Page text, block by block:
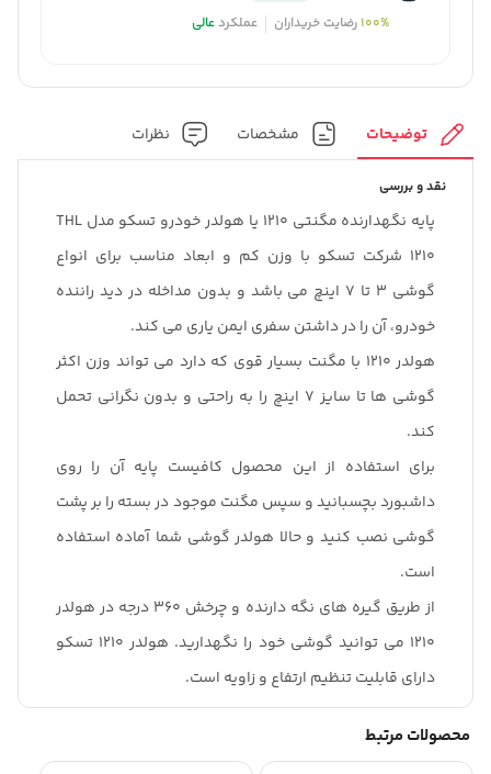
100%رضایت خریداران عملکردعالی
توضیحات مشخصات نظرات
نقد و بررسی
پایه نگهدارنده مگنتی 1210 یا هولدر خودرو تسکو مدل THL
1210 شرکت تسکو با وزن کم و ابعاد مناسب برای انواع
گوشی 3 تا 7 اینچ می باشد و بدون مداخله در دید راننده
خودرو، آن را در داشتن سفری ایمن یاری می کند.
هولدر 1210 با مگنت بسیار قوی که دارد می تواند وزن اکثر
گوشی ها تا سایز 7 اینچ را به راحتی و بدون نگرانی تحمل
کند.
برای استفاده از این محصول کافیست پایه آن را روی
داشبورد بچسبانید و سپس مگنت موجود در بسته را بر پشت
گوشی نصب کنید و حالا هولدر گوشی شما آماده استفاده
است.
از طریق گیره های نگه دارنده و چرخش 360 درجه در هولدر
1210 می توانید گوشی خود را نگهدارید. هولدر 1210 تسکو
دارای قابلیت تنظیم ارتفاع و زاویه است.
محصولات مرتبط